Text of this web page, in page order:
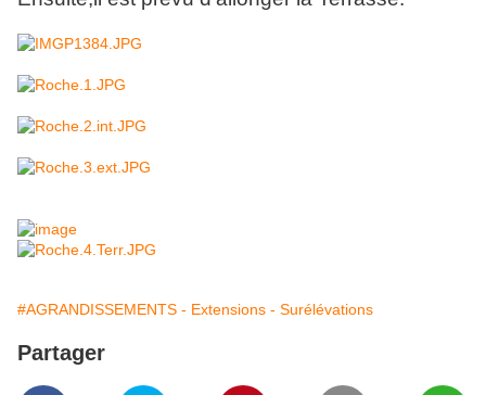
#AGRANDISSEMENTS - Extensions - Surélévations
Partager